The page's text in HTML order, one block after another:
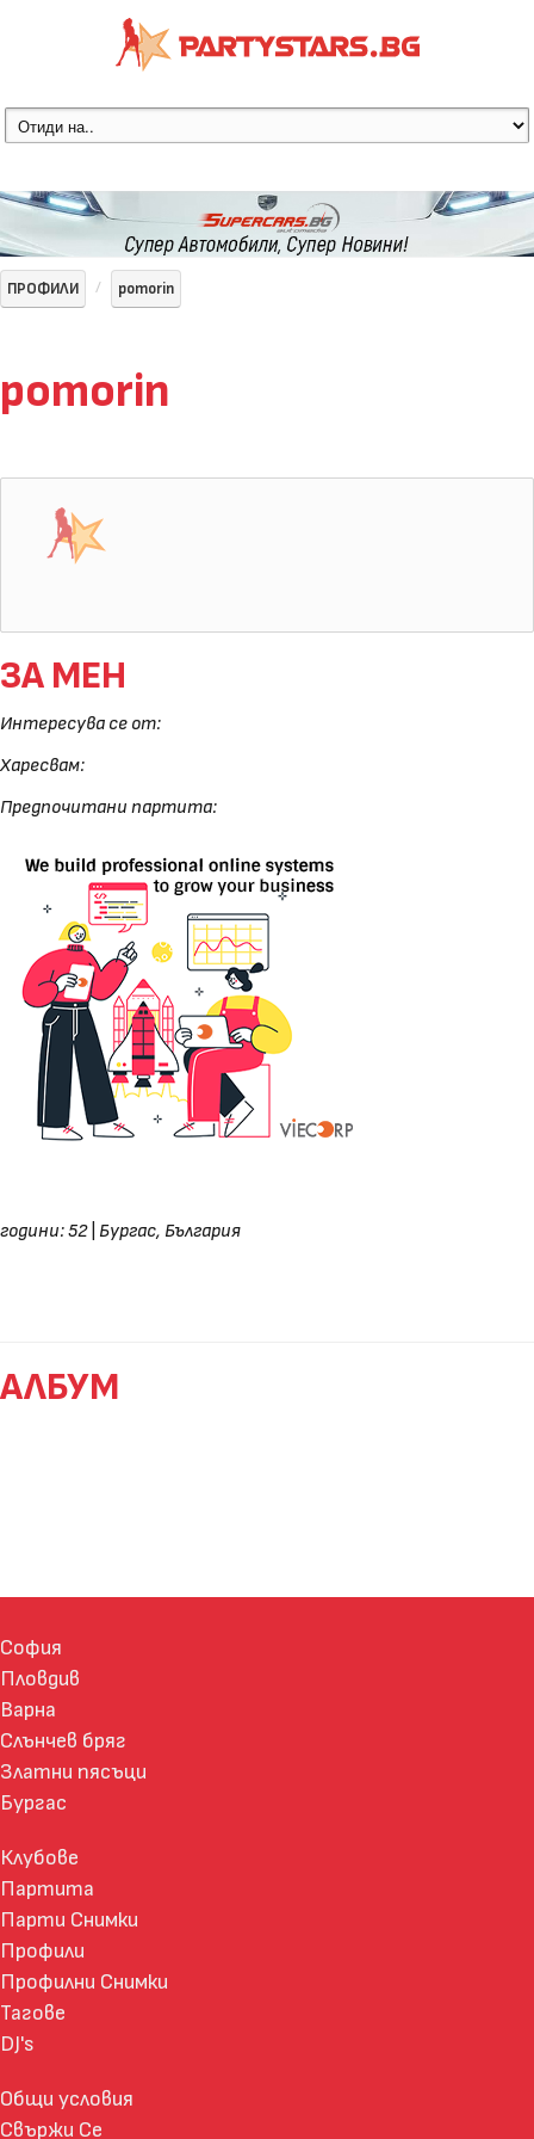
ПРОФИЛИ pomorin
pomorin
ЗА МЕН
Интересува се от:
Харесвам:
Предпочитани партита:
години: 52| Бургас, България
АЛБУМ
София
Пловдив
Варна
Слънчев бряг
Златни пясъци
Бургас
Клубове
Партита
Парти Снимки
Профили
Профилни Снимки
Тагове
DJ's
Общи условия
Свържи Се